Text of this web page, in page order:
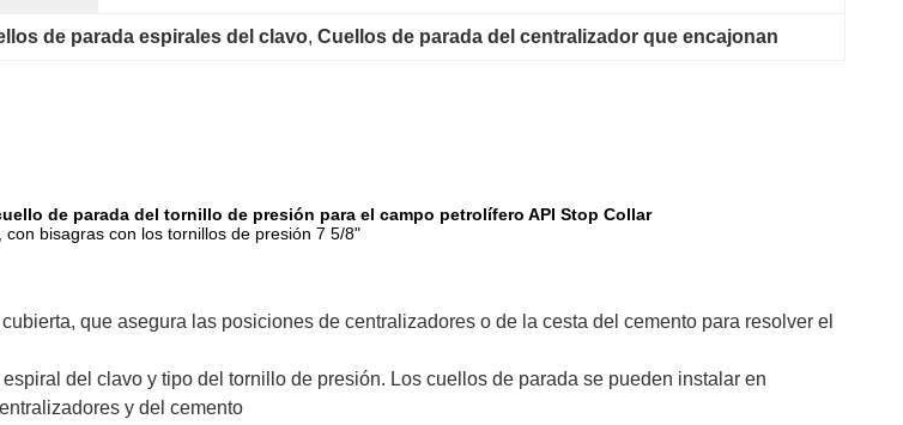
de parada espirales del clavo, Cuellos de parada del centralizador que encajonan
de parada del tornillo de presión para el campo petrolífero API Stop Collar
bisagras con los tornillos de presión 7 5/8"
que asegura las posiciones de centralizadores o de la cesta del cemento para resolver el
del clavo y tipo del tornillo de presión. Los cuellos de parada se pueden instalar en
y del cemento